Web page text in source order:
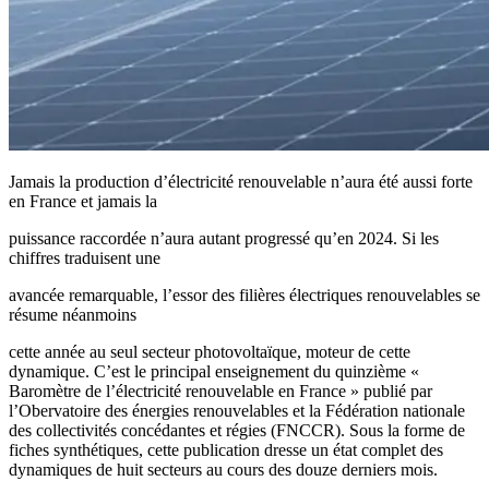
Jamais la production d’électricité renouvelable n’aura été aussi forte
en France et jamais la
puissance raccordée n’aura autant progressé qu’en 2024. Si les
chiffres traduisent une
avancée remarquable, l’essor des filières électriques renouvelables se
résume néanmoins
cette année au seul secteur photovoltaïque, moteur de cette
dynamique. C’est le principal enseignement du quinzième «
Baromètre de l’électricité renouvelable en France » publié par
l’Obervatoire des énergies renouvelables et la Fédération nationale
des collectivités concédantes et régies (FNCCR). Sous la forme de
fiches synthétiques, cette publication dresse un état complet des
dynamiques de huit secteurs au cours des douze derniers mois.